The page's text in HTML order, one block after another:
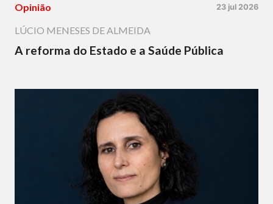
Opinião 23 jul 2026
LÚCIO MENESES DE ALMEIDA
A reforma do Estado e a Saúde Pública